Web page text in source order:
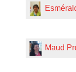
Maud